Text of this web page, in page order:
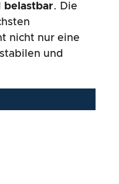
belastbar. Die
nicht nur eine
und